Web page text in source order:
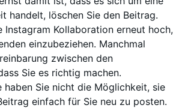
handelt, löschen Sie den Beitrag.
Instagram Kollaboration erneut hoch,
einzubeziehen. Manchmal
zwischen den
Sie es richtig machen.
haben Sie nicht die Möglichkeit, sie
einfach für Sie neu zu posten.